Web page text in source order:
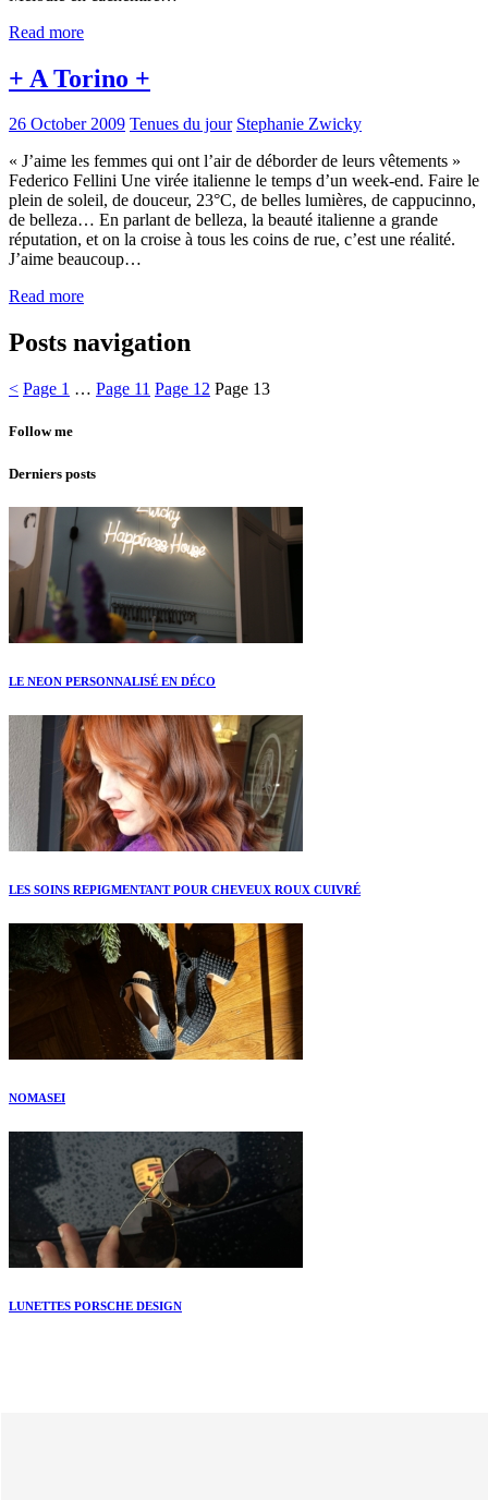
Read more
+ A Torino +
26 October 2009 Tenues du jour Stephanie Zwicky
« J’aime les femmes qui ont l’air de déborder de leurs vêtements »
Federico Fellini Une virée italienne le temps d’un week-end. Faire le
plein de soleil, de douceur, 23°C, de belles lumières, de cappucinno,
de belleza… En parlant de belleza, la beauté italienne a grande
réputation, et on la croise à tous les coins de rue, c’est une réalité.
J’aime beaucoup…
Read more
Posts navigation
< Page 1 … Page 11 Page 12 Page 13
Follow me
Derniers posts
LE NEON PERSONNALISÉ EN DÉCO
LES SOINS REPIGMENTANT POUR CHEVEUX ROUX CUIVRÉ
NOMASEI
LUNETTES PORSCHE DESIGN